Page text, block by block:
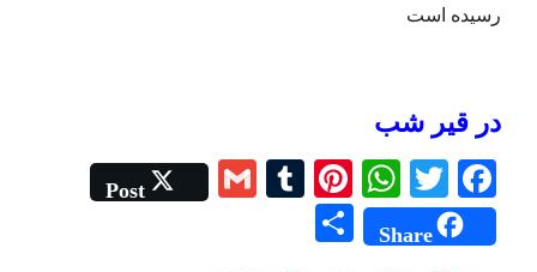
رسیده است
در قیر شب
Fa
ce
bo
T
wi
tte
W
ha
ts
Pi
T
G
Post
Share